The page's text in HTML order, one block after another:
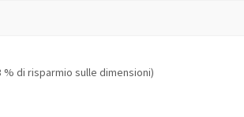
% di risparmio sulle dimensioni)